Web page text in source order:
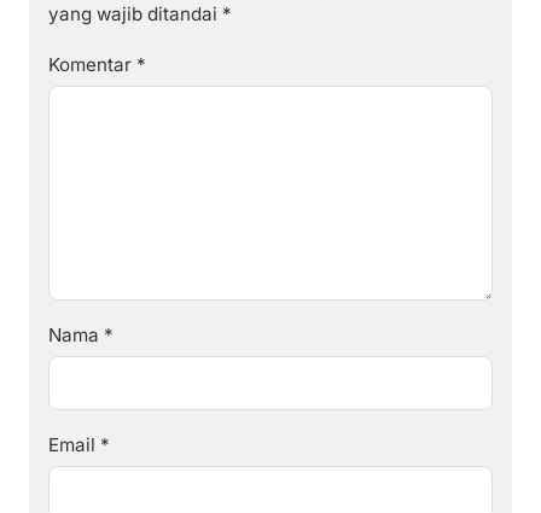
yang wajib ditandai *
Komentar *
Nama *
Email *